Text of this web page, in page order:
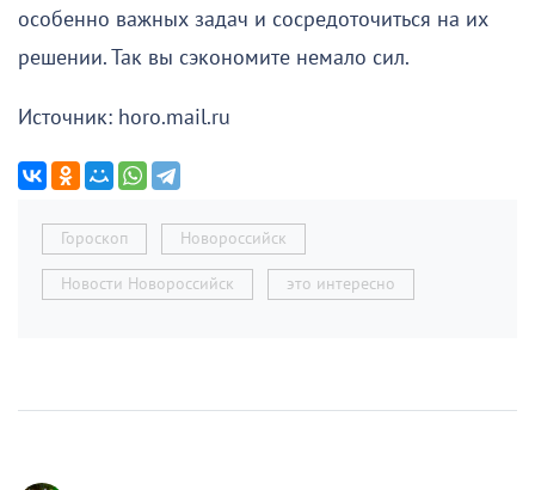
особенно важных задач и сосредоточиться на их
решении. Так вы сэкономите немало сил.
Источник: horo.mail.ru
Гороскоп Новороссийск
Новости Новороссийск это интересно